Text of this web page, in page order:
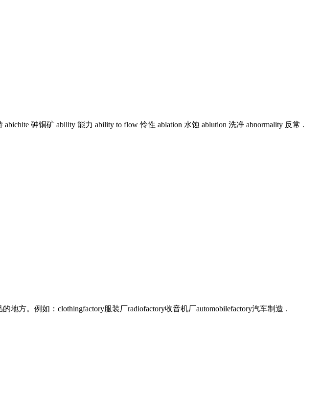
砷铜矿 ability 能力 ability to flow 怜性 ablation 水蚀 ablution 洗净 abnormality 反常 .
方。例如：clothingfactory服装厂radiofactory收音机厂automobilefactory汽车制造 .